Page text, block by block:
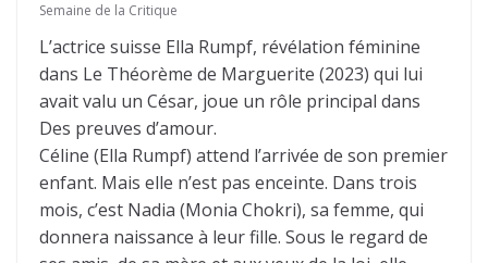
Semaine de la Critique
L’actrice suisse Ella Rumpf, révélation féminine
dans Le Théorème de Marguerite (2023) qui lui
avait valu un César, joue un rôle principal dans
Des preuves d’amour.
Céline (Ella Rumpf) attend l’arrivée de son premier
enfant. Mais elle n’est pas enceinte. Dans trois
mois, c’est Nadia (Monia Chokri), sa femme, qui
donnera naissance à leur fille. Sous le regard de